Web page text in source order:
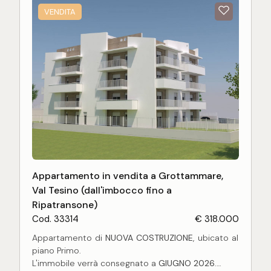
vetro doppio, gli avvolgibili in pvc, portoncino
L'abitazione fa parte di un piccolo condominio di
quattro unità abitative, e sita nel cuore del centro
cittadino con tutti i negozi e i servizi a portata di
mano, a 200 mt circa dal mare.
L'appartamento è ideale, sia per una comoda
abitazione residenziale che turistica.
VENDITA
Appartamento in vendita a Grottammare,
Val Tesino (dall'imbocco fino a
Ripatransone)
Cod. 33314 € 318.000
Appartamento diNUOVA COSTRUZIONE, ubicato al
piano Primo.
L'immobile verrà consegnato aGIUGNO 2026.